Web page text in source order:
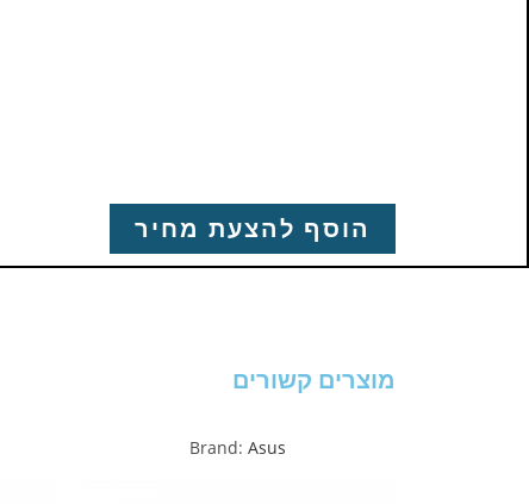
הוסף להצעת מחיר
מוצרים קשורים
Brand: Asus